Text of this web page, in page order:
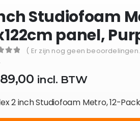
Studiofoam
panel,
( Er zijn nog geen
incl. BTW
2 inch Studiofoam Metro, 12-